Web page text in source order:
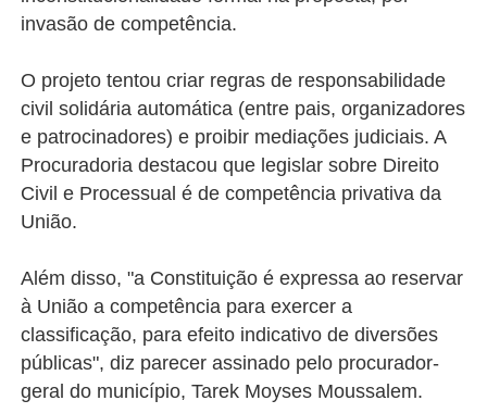
invasão de competência.
O projeto tentou criar regras de responsabilidade
civil solidária automática (entre pais, organizadores
e patrocinadores) e proibir mediações judiciais. A
Procuradoria destacou que legislar sobre Direito
Civil e Processual é de competência privativa da
União.
Além disso, "a Constituição é expressa ao reservar
à União a competência para exercer a
classificação, para efeito indicativo de diversões
públicas", diz parecer assinado pelo procurador-
geral do município, Tarek Moyses Moussalem.